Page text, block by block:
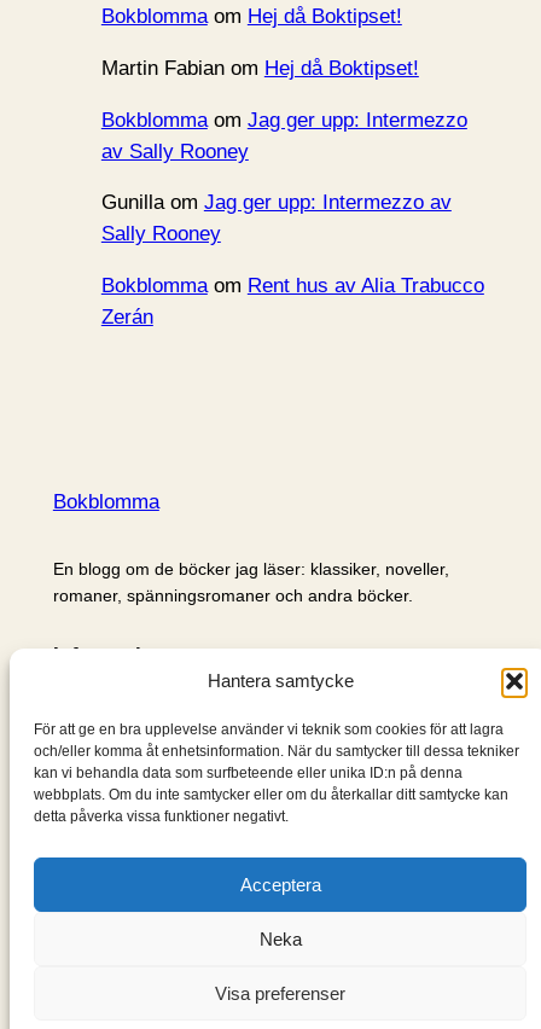
Hantera samtycke
För att ge en bra upplevelse använder vi teknik som cookies för att lagra
och/eller komma åt enhetsinformation. När du samtycker till dessa tekniker
kan vi behandla data som surfbeteende eller unika ID:n på denna
webbplats. Om du inte samtycker eller om du återkallar ditt samtycke kan
detta påverka vissa funktioner negativt.
Acceptera
Neka
Visa preferenser
Bokblommaom Hej då Boktipset!
Martin Fabianom Hej då Boktipset!
Bokblommaom Jag ger upp: Intermezzo
av Sally Rooney
Gunillaom Jag ger upp: Intermezzo av
Sally Rooney
Bokblommaom Rent hus av Alia Trabucco
Zerán
Bokblomma
En blogg om de böcker jag läser: klassiker, noveller,
romaner, spänningsromaner och andra böcker.
Information
Om mig & om bloggen
S
ö
k
WordPress